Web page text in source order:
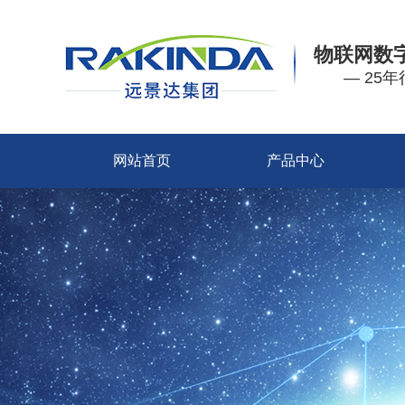
物联网数
— 25年
网站首页 产品中心